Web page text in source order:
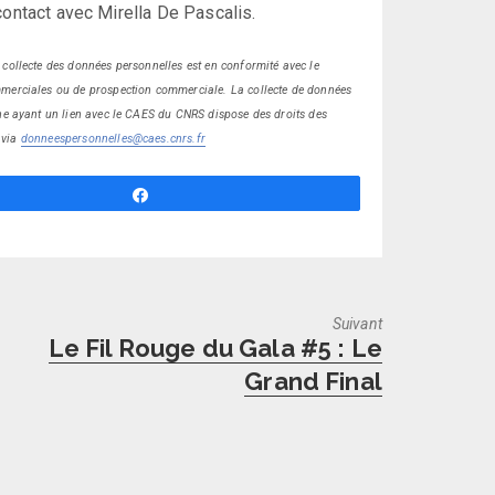
avec Mirella De Pascalis.
des données personnelles est en conformité avec le
ou de prospection commerciale. La collecte de données
ayant un lien avec le CAES du CNRS dispose des droits des
donneespersonnelles@caes.cnrs.fr
Suivant
Next
post:
Le Fil Rouge du Gala #5 : Le
Grand Final